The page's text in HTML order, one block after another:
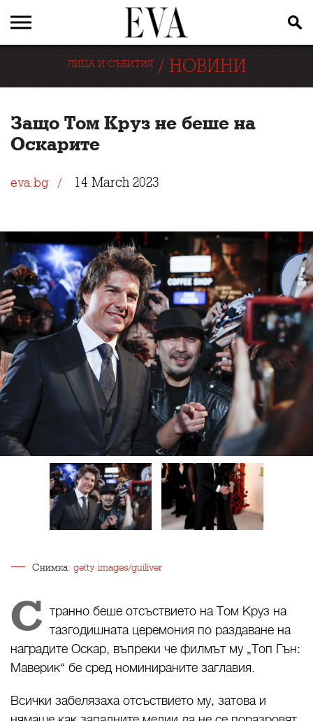
ЛИЦА И СЪБИТИЯ/ НОВИНИ
Защо Том Круз не беше на
Оскарите
eva.bg 14 March 2023
Снимка: getty images/guiliver
С транно беше отсъствието на Том Круз на
тазгодишната церемония по раздаване на
наградите Оскар, въпреки че филмът му „Топ Гън:
Маверик“ бе сред номинираните заглавия.
Всички забелязаха отсъствието му, затова и